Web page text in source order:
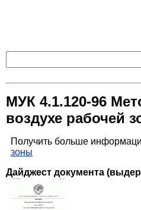
МУК 4.1.120-96
воздухе рабочей
Получить больше
зоны
Дайджест документа